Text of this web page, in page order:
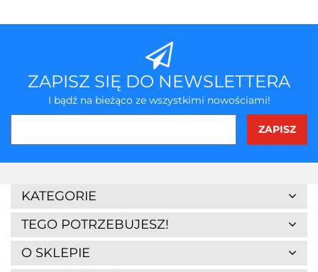
ZAPISZ SIĘ DO NEWSLETTERA
I bądź na bieżąco ze wszystkimi nowościami!
KATEGORIE
TEGO POTRZEBUJESZ!
O SKLEPIE